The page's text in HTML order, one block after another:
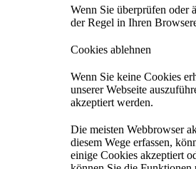
Wenn Sie überprüfen oder
der Regel in Ihren
Cookies ablehnen
Wenn Sie keine Cookies
unserer Webseite
akzeptiert werden.
Die meisten Webbrowser
diesem Wege erfassen,
einige Cookies akzeptiert